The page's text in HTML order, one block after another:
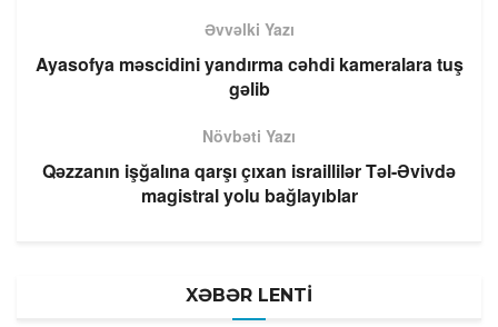
Əvvəlki Yazı
Ayasofya məscidini yandırma cəhdi kameralara tuş
gəlib
Növbəti Yazı
Qəzzanın işğalına qarşı çıxan israillilər Təl-Əvivdə
magistral yolu bağlayıblar
XƏBƏR LENTİ